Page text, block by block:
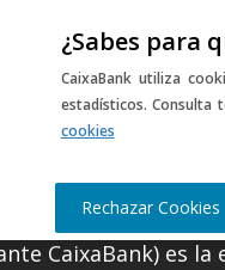
¿Sabes para
CaixaBank utiliza
estadísticos.
cookies
Rechazar Cookies
Music
legal del
CaixaBank) es